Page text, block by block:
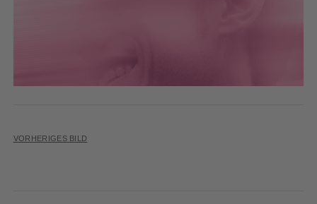
VORHERIGES BILD